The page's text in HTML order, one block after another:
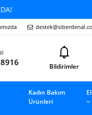
Bildirimler
Kadın Bakım
Ürünleri